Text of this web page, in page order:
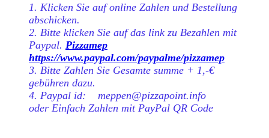
1. Klicken Sie auf online Zahlen und Bestellung
abschicken.
2. Bitte klicken Sie auf das link zu Bezahlen mit
Paypal. Pizzamep
https://www.paypal.com/paypalme/pizzamep
3. Bitte Zahlen Sie Gesamte summe + 1,-€
gebühren dazu.
4. Paypal id: meppen@pizzapoint.info
oder Einfach Zahlen mit PayPal QR Code